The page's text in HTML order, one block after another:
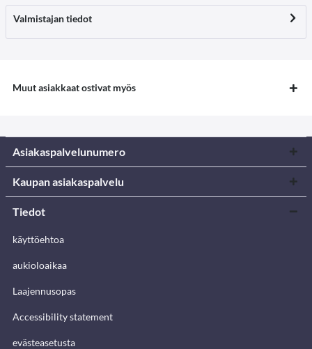
Valmistajan tiedot
Muut asiakkaat ostivat myös
Asiakaspalvelunumero
Kaupan asiakaspalvelu
Tiedot
käyttöehtoa
aukioloaikaa
Laajennusopas
Accessibility statement
evästeasetusta